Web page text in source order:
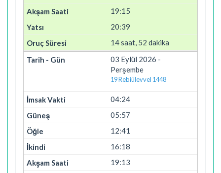
19:15
20:39
14 saat, 52 dakika
03 Eylül 2026 -
Perşembe
19 Rebiülevvel 1448
04:24
05:57
12:41
16:18
19:13